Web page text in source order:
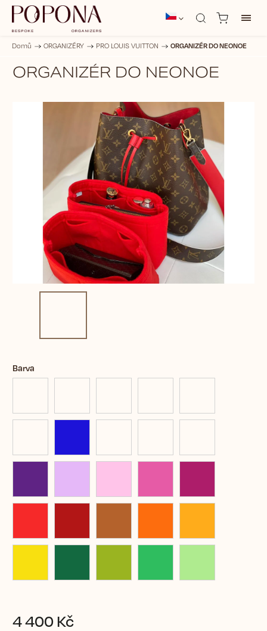
Domů / ORGANIZÉRY / PRO LOUIS VUITTON / ORGANIZÉR DO NEONOE
ORGANIZÉR DO NEONOE
Barva
4 400 Kč